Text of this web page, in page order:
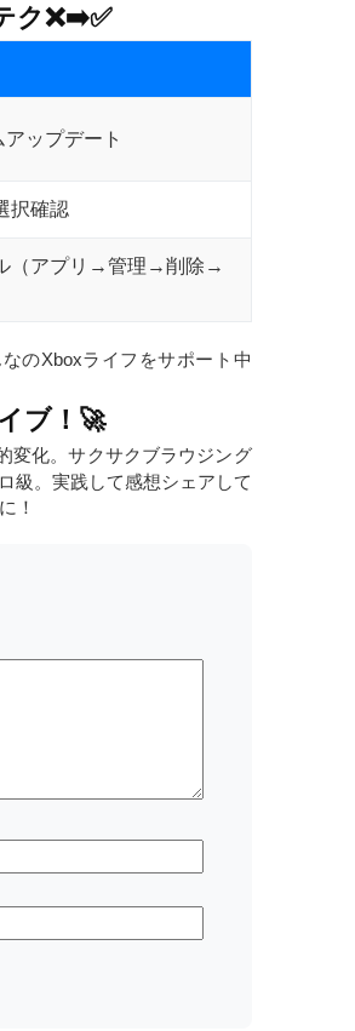
ク❌➡️✅
ップデート
択確認
（アプリ→管理→削除→
のXboxライフをサポート中
ブ！🚀
変化。サクサクブラウジング
級。実践して感想シェアして
！